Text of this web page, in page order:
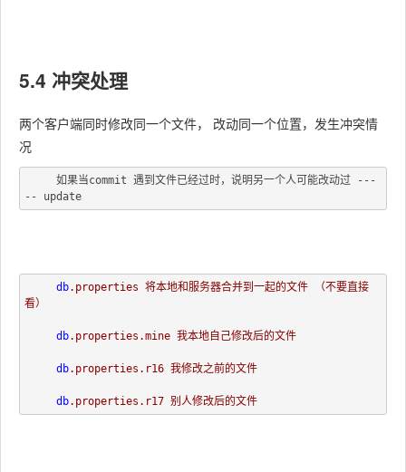
5.4 冲突处理
两个客户端同时修改同一个文件， 改动同一个位置，发生冲突情
况
db.properties 将本地和服务器合并到一起的文件 （不要直接
看）
db.properties .mine 我本地自己修改后的文件
db.properties .r16 我修改之前的文件
db.properties